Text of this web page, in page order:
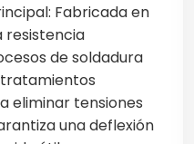
Fabricada en
resistencia
de soldadura
eliminar tensiones
una deflexión